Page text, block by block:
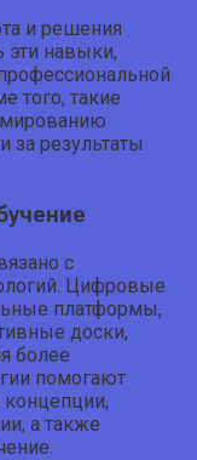
и решения
эти навыки,
того, такие
за результаты
с
Цифровые
платформы,
доски,
более
помогают
концепции,
а также